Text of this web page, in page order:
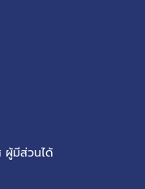
ผู้มีส่วนได้